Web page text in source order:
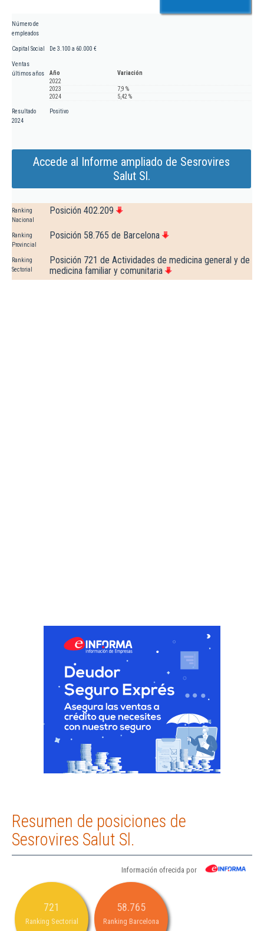
Número de
empleados
Capital Social De 3.100 a 60.000 €
Ventas
últimos años
Año
Variación
2022
2023
7,9 %
2024
5,42 %
Resultado
2024
Positivo
Accede al Informe ampliado de Sesrovires
Salut Sl.
Ranking
Nacional
Posición 402.209
Ranking
Provincial
Posición 58.765 de Barcelona
Ranking
Sectorial
Posición 721 de Actividades de medicina general y de
medicina familiar y comunitaria
Resumen de posiciones de
Sesrovires Salut Sl.
Información ofrecida por
721
Ranking Sectorial
58.765
Ranking Barcelona